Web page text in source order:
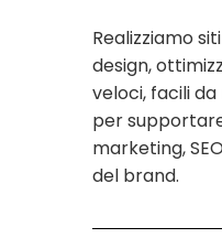
Realizziamo
design,
veloci, facili
per
marketing,
del brand.